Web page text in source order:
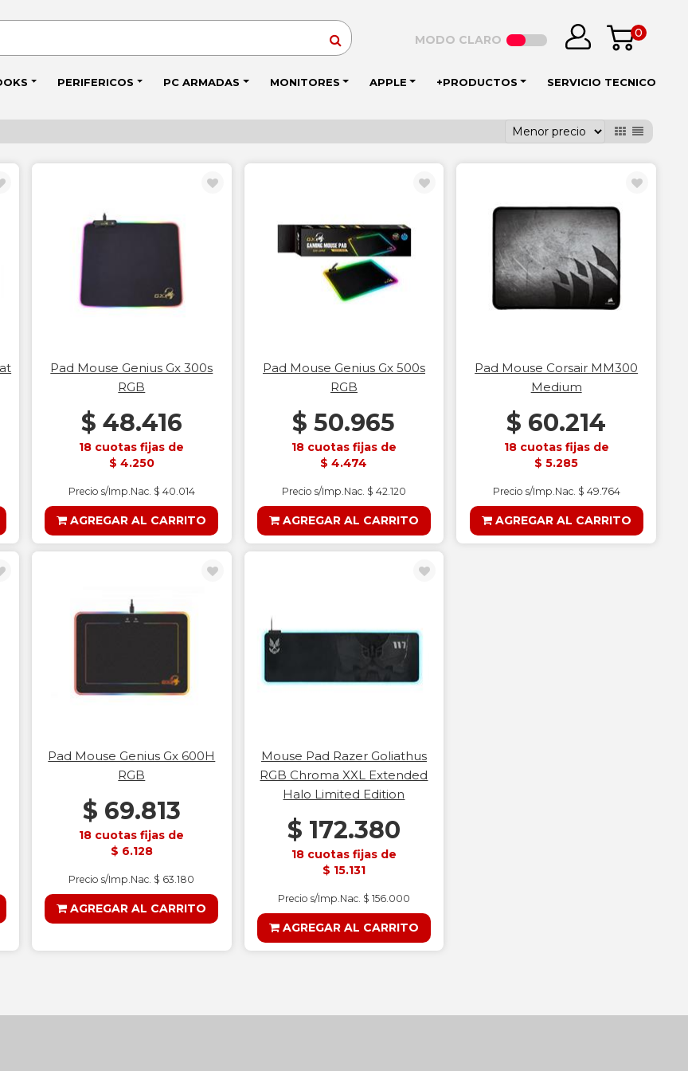
0
MODO CLARO
PERIFERICOS PC ARMADAS MONITORES APPLE +PRODUCTOS SERVICIO TECNICO
Pad Mouse Genius Gx 300s
RGB
$ 48.416
18 cuotas fijas de
$ 4.250
Precio s/Imp.Nac. $ 40.014
AGREGAR AL CARRITO
Pad Mouse Genius Gx 500s
RGB
$ 50.965
18 cuotas fijas de
$ 4.474
Precio s/Imp.Nac. $ 42.120
AGREGAR AL CARRITO
Pad Mouse Corsair MM300
Medium
$ 60.214
18 cuotas fijas de
$ 5.285
Precio s/Imp.Nac. $ 49.764
AGREGAR AL CARRITO
Pad Mouse Genius Gx 600H
RGB
$ 69.813
18 cuotas fijas de
$ 6.128
Precio s/Imp.Nac. $ 63.180
AGREGAR AL CARRITO
Mouse Pad Razer Goliathus
RGB Chroma XXL Extended
Halo Limited Edition
$ 172.380
18 cuotas fijas de
$ 15.131
Precio s/Imp.Nac. $ 156.000
AGREGAR AL CARRITO